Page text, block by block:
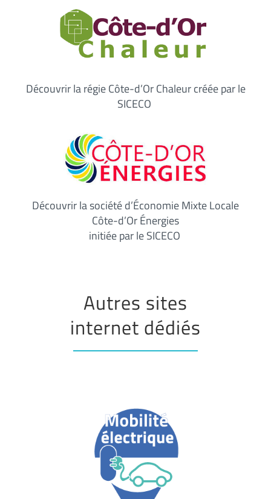
Découvrir la régie Côte-d’Or Chaleur créée par le
SICECO
Découvrir la société d’Économie Mixte Locale
Côte-d’Or Énergies
initiée par le SICECO
Autres sites
internet dédiés